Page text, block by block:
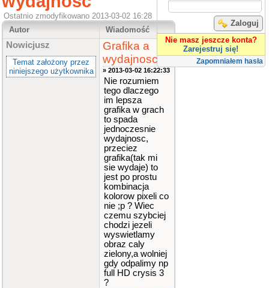
Zaloguj
Nie masz jeszcze konta?
Zarejestruj się!
Zapomniałem hasła
Ostatnio zmodyfikowano 2013-03-02 16:28
Autor
Wiadomość
Nowicjusz
Temat założony przez
niniejszego użytkownika
Grafika a
wydajnosc
» 2013-03-02 16:22:33
Nie rozumiem
tego dlaczego
im lepsza
grafika w grach
to spada
jednoczesnie
wydajnosc,
przeciez
grafika(tak mi
sie wydaje) to
jest po prostu
kombinacja
kolorow pixeli co
nie ;p ? Wiec
czemu szybciej
chodzi jezeli
wyswietlamy
obraz caly
zielony,a wolniej
gdy odpalimy np
full HD crysis 3
?